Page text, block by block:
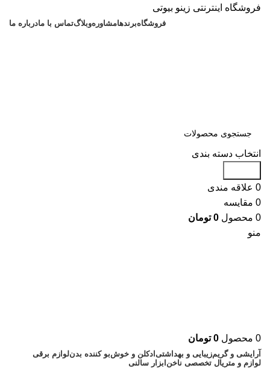
فروشگاه اینترنتی زینو بیوتی
فروشگاهبرندهامشاورهوبلاگتماس با مادرباره ما
انتخاب دسته بندی
0 علاقه مندی
0 مقایسه
0 محصول 0 تومان
منو
0 محصول 0 تومان
آرایشی و گریمزیبایی و بهداشتی ادکلن و خوش‌بو کننده بدنلوازم برقی
لوازم و متریال تخصصی ناخن ابزار سالنی